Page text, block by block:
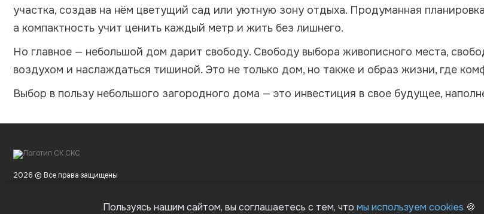
участка, создав на нём цветущий сад или уютную зону отдыха. Продуманная
а компактность учит ценить каждый метр и жить без лишнего.
Но главное — небольшой дом дарит свободу. Свободу выбора живописного места,
воздухом и наслаждаться тишиной. Это не только дом, но также и образ жизни, где
Выбор в пользу небольшого загородного дома — это инвестиция в свое будущее,
2026 © Все права защищены
Пользуясь нашим сайтом, вы соглашаетесь с тем, что мы используем cookies 🍪